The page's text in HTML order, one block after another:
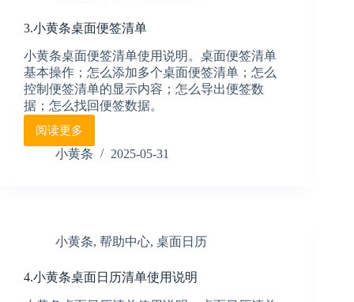
3.小黄条桌面便签清单
小黄条桌面便签清单使用说明。桌面便签清单
基本操作；怎么添加多个桌面便签清单；怎么
控制便签清单的显示内容；怎么导出便签数
据；怎么找回便签数据。
阅读更多
3.
小
便
签
单
小黄条 2025-05-31
小黄条, 帮助中心, 桌面日历
4.小黄条桌面日历清单使用说明